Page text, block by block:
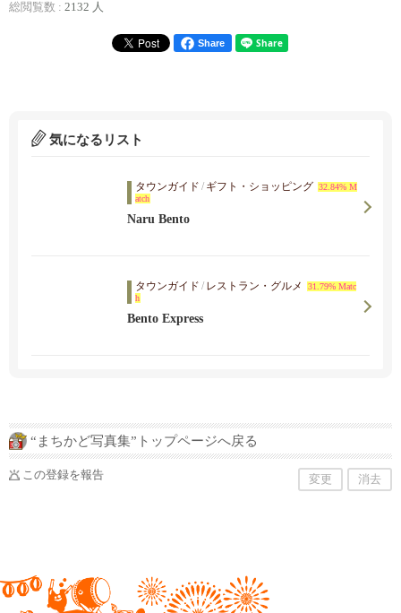
総閲覧数 : 2132 人
Share
気になるリスト
タウンガイド / ギフト・ショッピング 32.84% M
atch
Naru Bento
タウンガイド / レストラン・グルメ
31.79% Matc
h
Bento Express
“まちかど写真集”トップページへ戻る
この登録を報告 変更 消去